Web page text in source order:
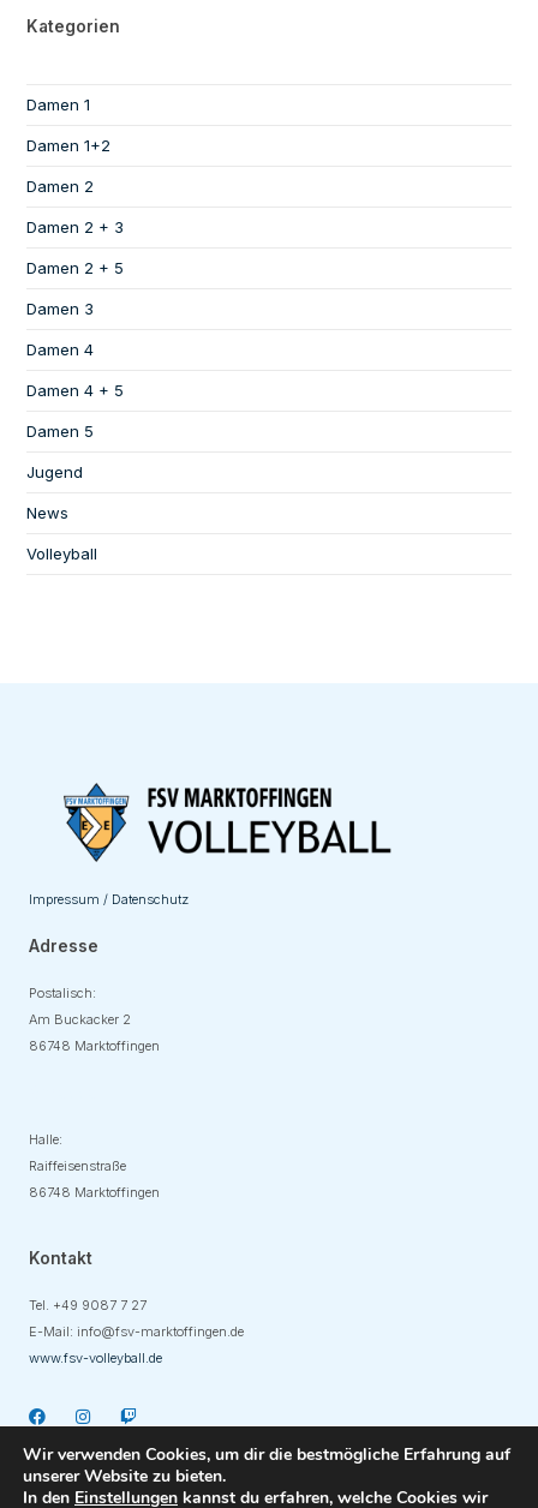
Kategorien
Damen 1
Damen 1+2
Damen 2
Damen 2 + 3
Damen 2 + 5
Damen 3
Damen 4
Damen 4 + 5
Damen 5
Jugend
News
Volleyball
Impressum / Datenschutz
Adresse
Postalisch:
Am Buckacker 2
86748 Marktoffingen
Halle:
Raiffeisenstraße
86748 Marktoffingen
Kontakt
Tel. +49 9087 7 27
E-Mail: info@fsv-marktoffingen.de
www.fsv-volleyball.de
Wir verwenden Cookies, um dir die bestmögliche Erfahrung auf
unserer Website zu bieten.
In den Einstellungen kannst du erfahren, welche Cookies wir